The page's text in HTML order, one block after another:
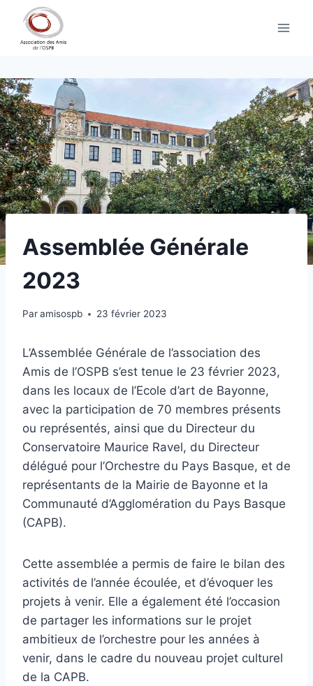
contenu
Assemblée Générale
2023
Paramisospb 23 février 2023
L’Assemblée Générale de l’association des
Amis de l’OSPB s’est tenue le 23 février 2023,
dans les locaux de l’Ecole d’art de Bayonne,
avec la participation de 70 membres présents
ou représentés, ainsi que du Directeur du
Conservatoire Maurice Ravel, du Directeur
délégué pour l’Orchestre du Pays Basque, et de
représentants de la Mairie de Bayonne et la
Communauté d’Agglomération du Pays Basque
(CAPB).
Cette assemblée a permis de faire le bilan des
activités de l’année écoulée, et d’évoquer les
projets à venir. Elle a également été l’occasion
de partager les informations sur le projet
ambitieux de l’orchestre pour les années à
venir, dans le cadre du nouveau projet culturel
de la CAPB.